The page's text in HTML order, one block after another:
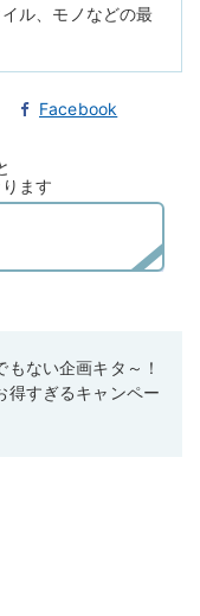
ル、モノなどの最
Facebook
ます
ない企画キタ～！
得すぎるキャンペー